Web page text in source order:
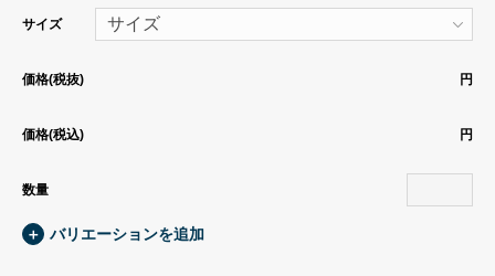
サイズ
価格(税抜) 円
価格(税込) 円
数量
＋ バリエーションを追加